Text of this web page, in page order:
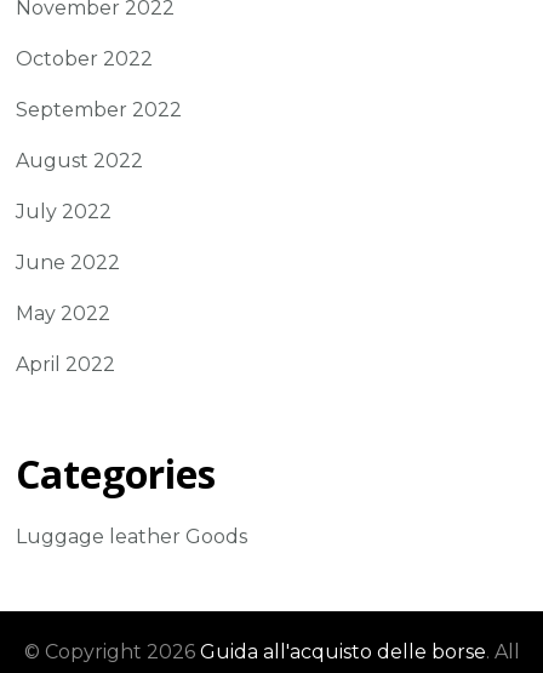
November 2022
October 2022
September 2022
August 2022
July 2022
June 2022
May 2022
April 2022
Categories
Luggage leather Goods
© Copyright 2026 Guida all'acquisto delle borse. All